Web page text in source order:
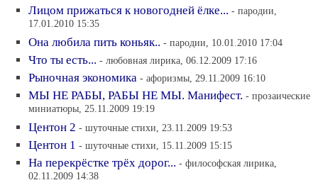
Лицом прижаться к новогодней ёлке... - пародии,
17.01.2010 15:35
Она любила пить коньяк.. - пародии, 10.01.2010 17:04
Что ты есть... - любовная лирика, 06.12.2009 17:16
Рыночная экономика - афоризмы, 29.11.2009 16:10
МЫ НЕ РАБЫ, РАБЫ НЕ МЫ. Манифест. - прозаические
миниатюры, 25.11.2009 19:19
Центон 2 - шуточные стихи, 23.11.2009 19:53
Центон 1 - шуточные стихи, 15.11.2009 15:15
На перекрёстке трёх дорог... - философская лирика,
02.11.2009 14:38